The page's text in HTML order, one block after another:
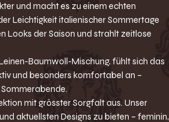
und macht es zu einem echten
Leichtigkeit italienischer Sommertage
Looks der Saison und strahlt zeitlose
Baumwoll-Mischung, fühlt sich das
und besonders komfortabel an –
mit grösster Sorgfalt aus. Unser
aktuellsten Designs zu bieten – feminin,